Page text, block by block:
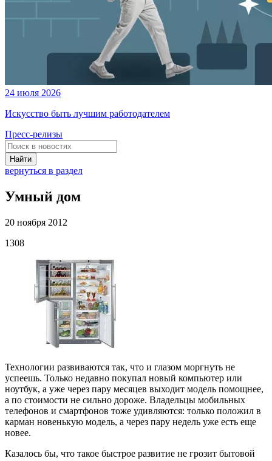
24 июля 2026
Искусство быть лучшим работодателем
Пресс-релизы
Найти
вернуться в раздел
Умный дом
20 ноября 2012
1308
­Технологии развиваются так, что и глазом моргнуть не
успеешь. Только недавно покупал новый компьютер или
ноутбук, а уже через пару месяцев выходит модель помощнее,
а по стоимости не сильно дороже. Владельцы мобильных
телефонов и смартфонов тоже удивляются: только положил в
карман новенькую модель, а через пару недель уже есть еще
новее.
Казалось бы, что такое быстрое развитие не грозит бытовой